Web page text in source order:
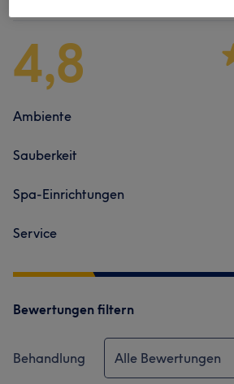
4,8
Ambiente
Sauberkeit
Spa-Einrichtungen
Service
Bewertungen filtern
Behandlung Alle Bewertungen